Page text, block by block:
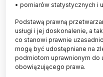
• pomiarów statystycznych i
Podstawą prawną
usługi i jej doskonalenie, a
co stanowi prawnie
mogą być udostępniane na
podmiotom uprawnionym do
obowiązującego prawa.